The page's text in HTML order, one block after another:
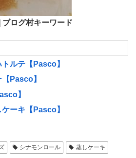
ログ村キーワード
ルテ【Pasco】
Pasco】
】
ーキ【Pasco】
シナモンロール 蒸しケーキ